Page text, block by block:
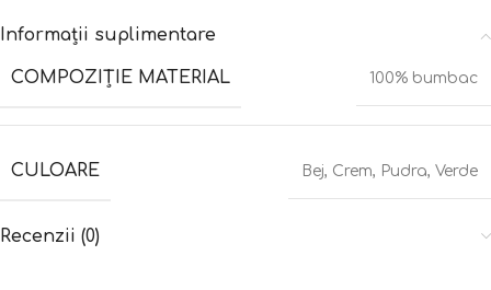
Informații suplimentare
COMPOZIȚIE MATERIAL 100% bumbac
CULOARE Bej, Crem, Pudra, Verde
Recenzii (0)